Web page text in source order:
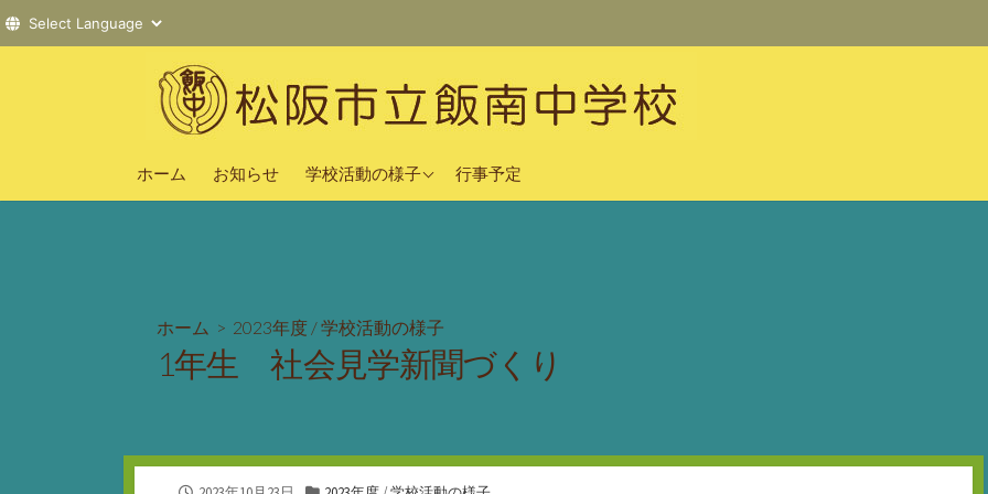
へ
ホーム お知らせ 学校活動の様子
2025年度
行事予定
ホーム > 2023年度 /学校活動の様子
1年生 社会見学新聞づくり
公
カ